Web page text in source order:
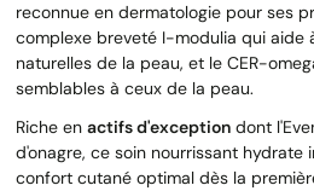
reconnue en dermatologie pour ses
complexe breveté I-modulia qui aide
naturelles de la peau, et le CER-
semblables à ceux de la peau.
Riche en actifs d'exception dont
d'onagre, ce soin nourrissant
confort cutané optimal dès la